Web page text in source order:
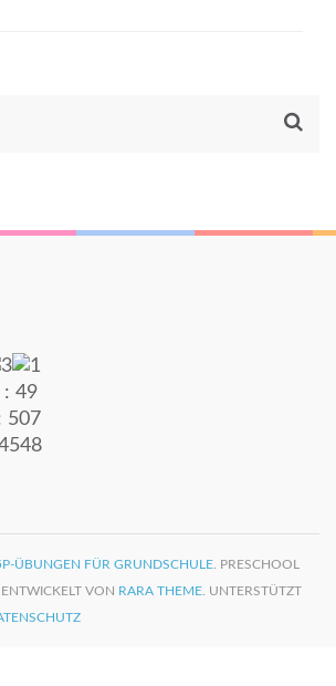
: 49
507
ÜBUNGEN FÜR GRUNDSCHULE . PRESCHOOL
VON RARA THEME . UNTERSTÜTZT